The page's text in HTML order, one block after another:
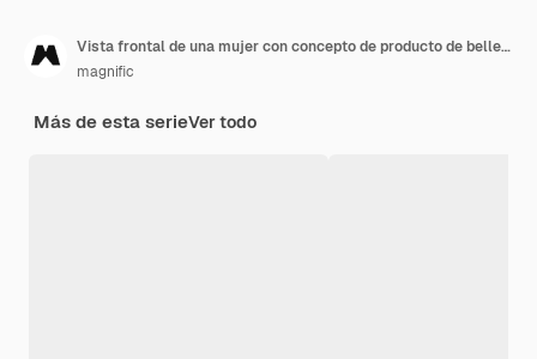
Vista frontal de una mujer con concepto de producto de belleza
magnific
Más de esta serieVer todo